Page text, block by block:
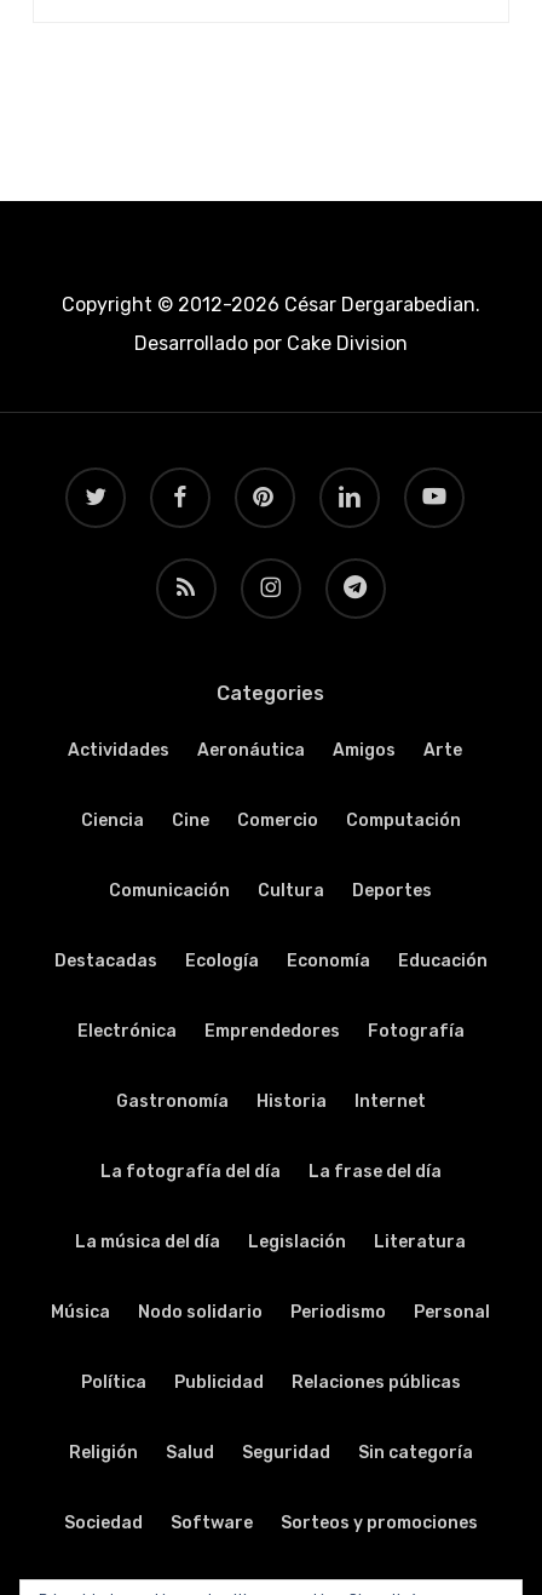
Copyright © 2012-2026 César Dergarabedian.
Desarrollado porCake Division
twitter facebook pinterest linkedin youtube
RSS instagram telegram
Categories
Actividades Aeronáutica Amigos Arte
Ciencia Cine Comercio Computación
Comunicación Cultura Deportes
Destacadas Ecología Economía Educación
Electrónica Emprendedores Fotografía
Gastronomía Historia Internet
La fotografía del día La frase del día
La música del día Legislación Literatura
Música Nodo solidario Periodismo Personal
Política Publicidad Relaciones públicas
Religión Salud Seguridad Sin categoría
Sociedad Software Sorteos y promociones